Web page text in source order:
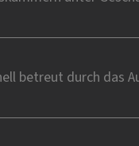
betreut durch das